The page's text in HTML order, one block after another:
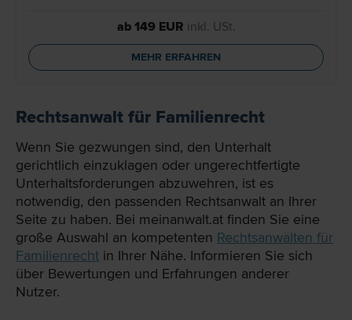
ab 149 EUR inkl. USt.
MEHR ERFAHREN
Rechtsanwalt für Familienrecht
Wenn Sie gezwungen sind, den Unterhalt
gerichtlich einzuklagen oder ungerechtfertigte
Unterhaltsforderungen abzuwehren, ist es
notwendig, den passenden Rechtsanwalt an Ihrer
Seite zu haben. Bei meinanwalt.at finden Sie eine
große Auswahl an kompetenten Rechtsanwälten für
Familienrecht in Ihrer Nähe. Informieren Sie sich
über Bewertungen und Erfahrungen anderer
Nutzer.